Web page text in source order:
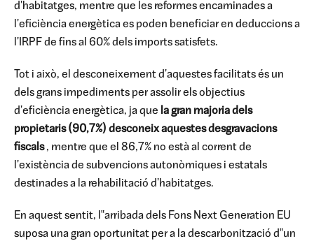
d'habitatges, mentre que les reformes encaminades a
l'eficiència energètica es poden beneficiar en deduccions a
l'IRPF de fins al 60% dels imports satisfets.
Tot i això, el desconeixement d'aquestes facilitats és un
dels grans impediments per assolir els objectius
d'eficiència energètica, ja que la gran majoria dels
propietaris (90,7%) desconeix aquestes desgravacions
fiscals, mentre que el 86,7% no està al corrent de
l'existència de subvencions autonòmiques i estatals
destinades a la rehabilitació d'habitatges.
En aquest sentit, l‟arribada dels Fons Next Generation EU
suposa una gran oportunitat per a la descarbonització d‟un